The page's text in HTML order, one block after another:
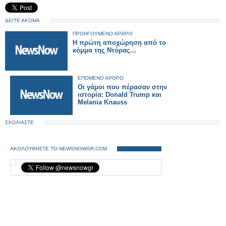
ΔΕΙΤΕ ΑΚΟΜΑ
ΠΡΟΗΓΟΥΜΕΝΟ ΑΡΘΡΟ
Η πρώτη αποχώρηση από το
κόμμα της Ντόρας...
ΕΠΟΜΕΝΟ ΑΡΘΡΟ
Οι γάμοι που πέρασαν στην
ιστορία: Donald Trump και
Melania Knauss
ΣΧΟΛΙΑΣΤΕ
ΑΚΟΛΟΥΘΗΣΤΕ ΤΟ NEWSNOWGR.COM